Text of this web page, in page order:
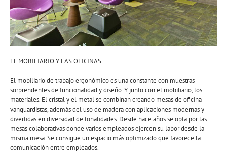
EL MOBILIARIO Y LAS OFICINAS
El mobiliario de trabajo ergonómico es una constante con muestras
sorprendentes de funcionalidad y diseño. Y junto con el mobiliario, los
materiales. El cristal y el metal se combinan creando mesas de oficina
vanguardistas, además del uso de madera con aplicaciones modernas y
divertidas en diversidad de tonalidades. Desde hace años se opta por las
mesas colaborativas donde varios empleados ejercen su labor desde la
misma mesa. Se consigue un espacio más optimizado que favorece la
comunicación entre empleados.